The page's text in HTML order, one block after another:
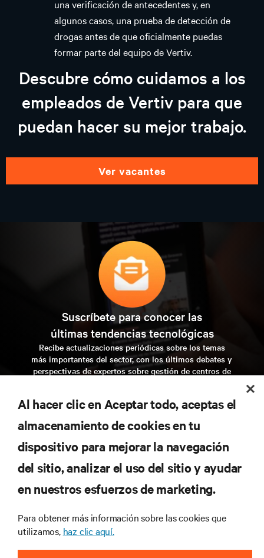
una verificación de antecedentes y, en
algunos casos, una prueba de detección de
drogas antes de que oficialmente puedas
formar parte del equipo de Vertiv.
Descubre cómo cuidamos a los
empleados de Vertiv para que
puedan hacer su mejor trabajo.
ver vacantes
Suscríbete para conocer las
últimas tendencias tecnológicas
Recibe actualizaciones periódicas sobre los temas
más importantes del sector, con los últimos debates y
perspectivas de expertos sobre gestión de centros de
regístrate ahora
RECURSOS
SOPORTE
CORPORATIVO
Al hacer clic en Aceptar todo, aceptas el
almacenamiento de cookies en tu
dispositivo para mejorar la navegación
del sitio, analizar el uso del sitio y ayudar
en nuestros esfuerzos de marketing.
Para obtener más información sobre las cookies que
utilizamos, haz clic aquí.